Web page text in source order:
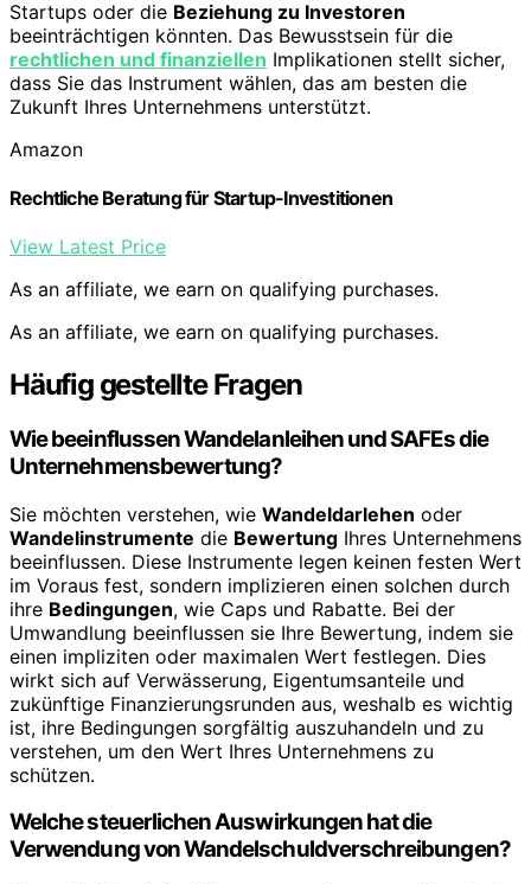
Startups oder die Beziehung zu Investoren
beeinträchtigen könnten. Das Bewusstsein für die
rechtlichen und finanziellen Implikationen stellt sicher,
dass Sie das Instrument wählen, das am besten die
Zukunft Ihres Unternehmens unterstützt.
Amazon
Rechtliche Beratung für Startup-Investitionen
View Latest Price
As an affiliate, we earn on qualifying purchases.
As an affiliate, we earn on qualifying purchases.
Häufig gestellte Fragen
Wie beeinflussen Wandelanleihen und SAFEs die
Unternehmensbewertung?
Sie möchten verstehen, wie Wandeldarlehen oder
Wandelinstrumente die Bewertung Ihres Unternehmens
beeinflussen. Diese Instrumente legen keinen festen Wert
im Voraus fest, sondern implizieren einen solchen durch
ihre Bedingungen, wie Caps und Rabatte. Bei der
Umwandlung beeinflussen sie Ihre Bewertung, indem sie
einen impliziten oder maximalen Wert festlegen. Dies
wirkt sich auf Verwässerung, Eigentumsanteile und
zukünftige Finanzierungsrunden aus, weshalb es wichtig
ist, ihre Bedingungen sorgfältig auszuhandeln und zu
verstehen, um den Wert Ihres Unternehmens zu
schützen.
Welche steuerlichen Auswirkungen hat die
Verwendung von Wandelschuldverschreibungen?